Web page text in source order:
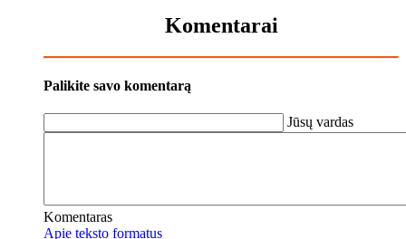
Komentarai
Palikite savo komentarą
Jūsų vardas
Komentaras
Apie teksto formatus